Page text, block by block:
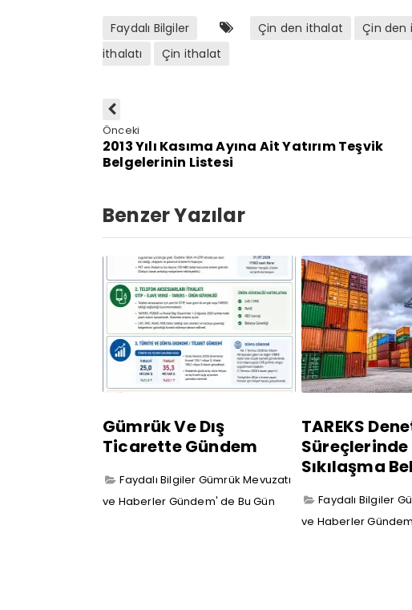
Faydalı Bilgiler Çin den ithalat Çin den
ithalatı
Çin ithalat
Önceki
2013 Yılı Kasıma Ayına Ait Yatırım Teşvik
Belgelerinin Listesi
Benzer Yazılar
Gümrük Ve Dış
Ticarette Gündem
Faydalı Bilgiler Gümrük Mevuzatı
ve Haberler Gündem' de Bu Gün
TAREKS
Süreçlerinde
Sıkılaşma
Faydalı Bilgiler
ve Haberler